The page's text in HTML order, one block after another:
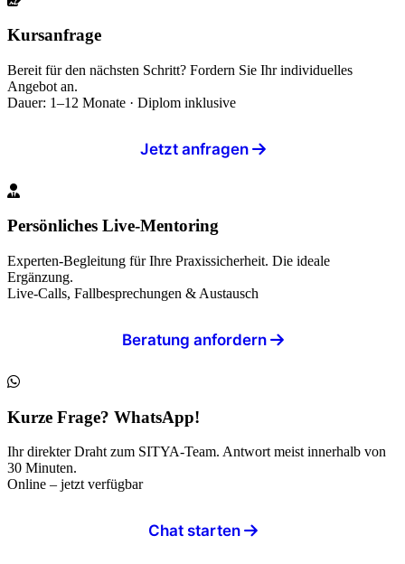
Kursanfrage
Bereit für den nächsten Schritt? Fordern Sie Ihr individuelles
Angebot an.
Dauer: 1–12 Monate · Diplom inklusive
Jetzt anfragen
Persönliches Live-Mentoring
Experten-Begleitung für Ihre Praxissicherheit. Die ideale
Ergänzung.
Live-Calls, Fallbesprechungen & Austausch
Beratung anfordern
Kurze Frage? WhatsApp!
Ihr direkter Draht zum SITYA-Team. Antwort meist innerhalb von
30 Minuten.
Online – jetzt verfügbar
Chat starten